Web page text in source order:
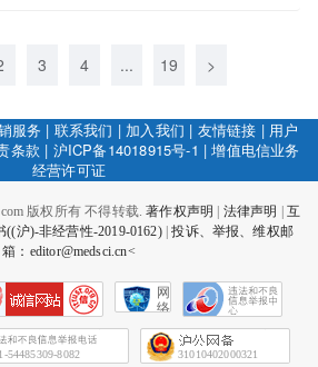
3 4 ... 19 >
服务 | 联系我们 | 加入我们 | 友情链接 | 用户
条款 | 沪ICP备14018915号-1 |增值电信业务
经营许可证
版权所有 不得转载.著作权声明 法律声明
互
沪)-非经营性-2019-0162)|投诉、举报、维权邮
箱：editor@medsci.cn<
网
络
会
征
54485309-8082 31010402000321